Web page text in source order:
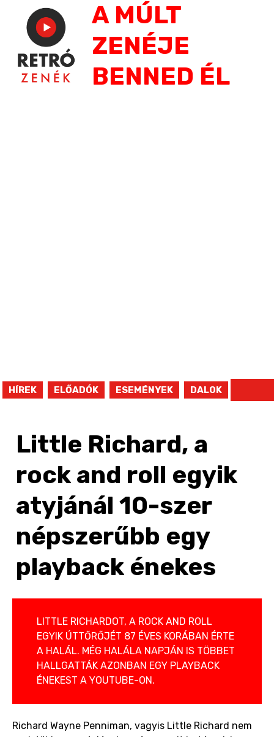
navigation
A MÚLT
ZENÉJE
BENNED ÉL
HÍREK ELŐADÓK ESEMÉNYEK DALOK
Little Richard, a
rock and roll egyik
atyjánál 10-szer
népszerűbb egy
playback énekes
LITTLE RICHARDOT, A ROCK AND ROLL
EGYIK ÚTTŐRŐJÉT 87 ÉVES KORÁBAN ÉRTE
A HALÁL. MÉG HALÁLA NAPJÁN IS TÖBBET
HALLGATTÁK AZONBAN EGY PLAYBACK
ÉNEKEST A YOUTUBE-ON.
Richard Wayne Penniman, vagyis Little Richard nem